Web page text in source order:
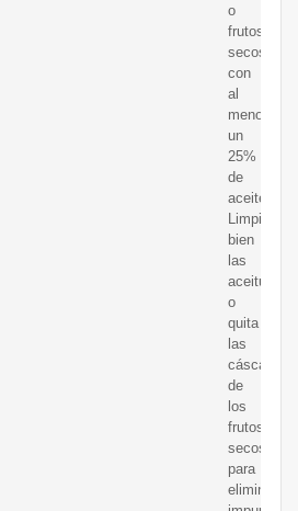
o
frutos
secos
con
al
menos
un
25%
de
aceite.
Limpia
bien
las
aceitunas
o
quita
las
cáscaras
de
los
frutos
secos
para
eliminar